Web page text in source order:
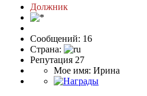
Должник
Сообщений: 16
Страна:
Репутация 27
Мое имя: Ирина